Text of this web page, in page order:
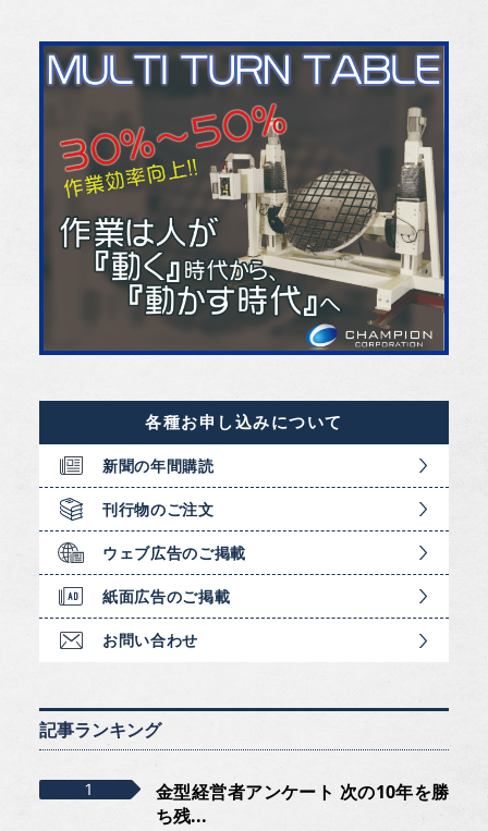
各種お申し込みについて
新聞の年間購読
刊行物のご注文
ウェブ広告のご掲載
紙面広告のご掲載
お問い合わせ
記事ランキング
金型経営者アンケート 次の10年を勝
ち残...